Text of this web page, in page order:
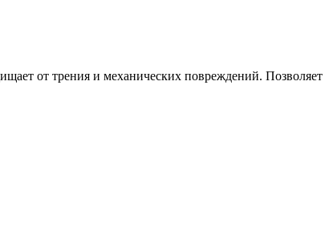
от трения и механических повреждений. Позволяет